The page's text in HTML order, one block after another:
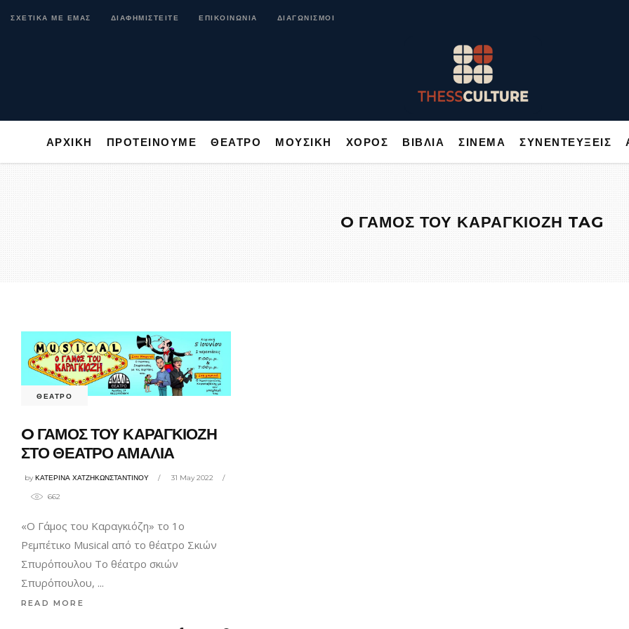
ΣΧΕΤΙΚΑ ΜΕ ΕΜΑΣ ΔΙΑΦΗΜΙΣΤΕΙΤΕ ΕΠΙΚΟΙΝΩΝΙΑ ΔΙΑΓΩΝΙΣΜΟΙ
ΑΡΧΙΚΗ ΠΡΟΤΕΙΝΟΥΜΕ ΘΕΑΤΡΟ ΜΟΥΣΙΚΗ ΧΟΡΟΣ ΒΙΒΛΙΑ ΣΙΝΕΜΑ ΣΥΝΕΝΤΕΥΞΕΙΣ
ΑΡΧΙΚΗ ΠΡΟΤΕΙΝΟΥΜΕ ΘΕΑΤΡΟ ΜΟΥΣΙΚΗ
O ΓΑΜΟΣ ΤΟΥ ΚΑΡΑΓΚΙΟΖΗ TAG
ΘΕΑΤΡΟ
O ΓΑΜΟΣ ΤΟΥ ΚΑΡΑΓΚΙΟΖΗ
ΣΤΟ ΘΕΑΤΡΟ ΑΜΑΛΙΑ
byΚΑΤΕΡΙΝΑ ΧΑΤΖΗΚΩΝΣΤΑΝΤΙΝΟΥ 31 May 2022
662
«Ο Γάμος του Καραγκιόζη» το 1ο
Ρεμπέτικο Musical από το θέατρο Σκιών
Σπυρόπουλου Το θέατρο σκιών
Σπυρόπουλου,
READ MORE